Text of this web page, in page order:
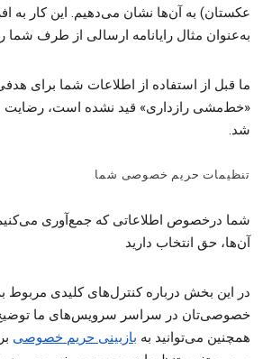
عکستان) به آن‌ها نشان می‌دهیم. این کار به
به‌عنوان مثال رایانامه ارسالی از طرف
ما قبل از استفاده از اطلاعات شما برای
«خط‌مشی رازداری» قید نشده است، رضایت
شد.
تنظیمات حریم خصوصی شما
شما درخصوص اطلاعاتی که جمع‌آوری می‌کنیم
آن‌ها، حق انتخاب دارید
در این بخش درباره کنترل‌های کلیدی مربوط
خصوصی‌تان در سراسر سرویس‌های ما
همچنین می‌توانید به بازبینی حریم خصوصی